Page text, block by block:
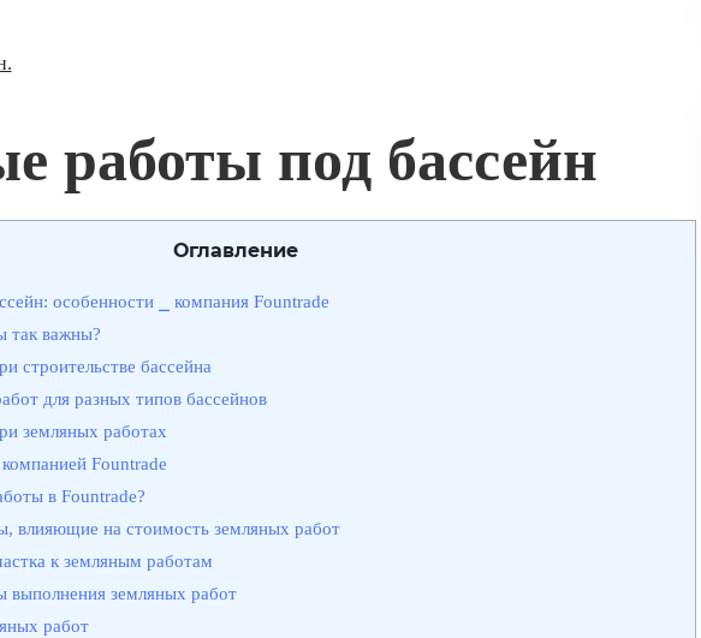
работы под бассейн
Оглавление
особенности ⎯ компания Fountrade
так важны?
строительстве бассейна
для разных типов бассейнов
земляных работах
Fountrade
в Fountrade?
влияющие на стоимость земляных работ
к земляным работам
выполнения земляных работ
работ